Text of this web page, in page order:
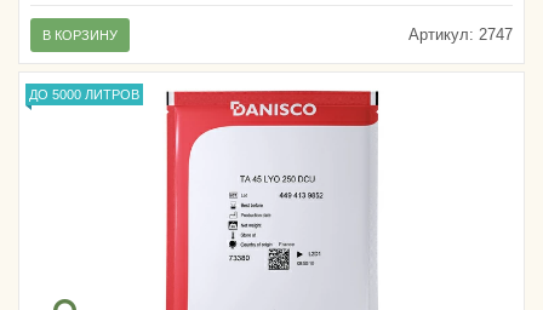
Артикул: 2747
В КОРЗИНУ
ДО 5000 ЛИТРОВ